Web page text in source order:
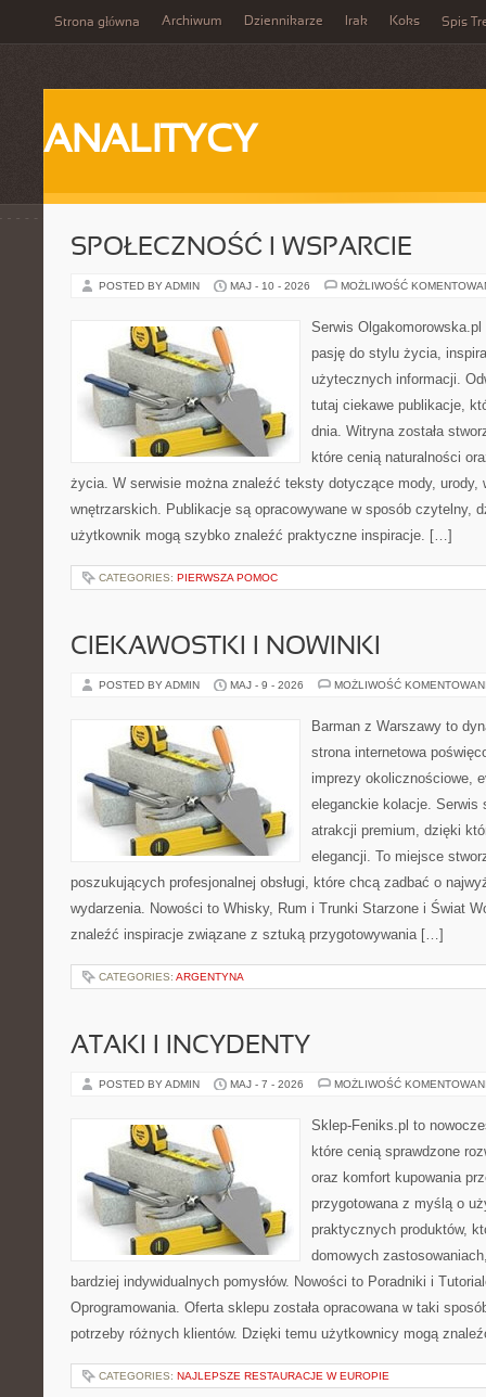
Strona główna Archiwum Dziennikarze Irak Koks Spis
ANALITYCY
SPOŁECZNOŚĆ I WSPARCIE
POSTED BY ADMIN MAJ - 10 - 2026 MOŻLIWOŚĆ
Serwis
pasję do stylu życia,
użytecznych informacji.
tutaj ciekawe publikacje,
dnia. Witryna została
które cenią naturalności
życia. W serwisie można znaleźć teksty dotyczące mody, urody,
wnętrzarskich. Publikacje są opracowywane w sposób czytelny,
użytkownik mogą szybko znaleźć praktyczne inspiracje. […]
CATEGORIES: PIERWSZA POMOC
CIEKAWOSTKI I NOWINKI
POSTED BY ADMIN MAJ - 9 - 2026 MOŻLIWOŚĆ
Barman z Warszawy to
strona internetowa
imprezy okolicznościowe,
eleganckie kolacje. Serwis
atrakcji premium, dzięki
elegancji. To miejsce
poszukujących profesjonalnej obsługi, które chcą zadbać o
wydarzenia. Nowości to Whisky, Rum i Trunki Starzone i Świat
znaleźć inspiracje związane z sztuką przygotowywania […]
CATEGORIES: ARGENTYNA
ATAKI I INCYDENTY
POSTED BY ADMIN MAJ - 7 - 2026 MOŻLIWOŚĆ
Sklep-Feniks.pl to
które cenią sprawdzone
oraz komfort kupowania
przygotowana z myślą o
praktycznych produktów,
domowych
bardziej indywidualnych pomysłów. Nowości to Poradniki i
Oprogramowania. Oferta sklepu została opracowana w taki
potrzeby różnych klientów. Dzięki temu użytkownicy mogą
CATEGORIES: NAJLEPSZE RESTAURACJE W EUROPIE